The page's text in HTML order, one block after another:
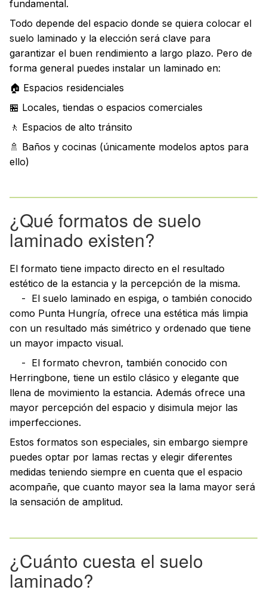
fundamental.
Todo depende del espacio donde se quiera colocar el
suelo laminado y la elección será clave para
garantizar el buen rendimiento a largo plazo. Pero de
forma general puedes instalar un laminado en:
🏠 Espacios residenciales
🏪 Locales, tiendas o espacios comerciales
🚶 Espacios de alto tránsito
🚿 Baños y cocinas (únicamente modelos aptos para
ello)
¿Qué formatos de suelo
laminado existen?
El formato tiene impacto directo en el resultado
estético de la estancia y la percepción de la misma.
- El suelo laminado en espiga, o también conocido
como Punta Hungría, ofrece una estética más limpia
con un resultado más simétrico y ordenado que tiene
un mayor impacto visual.
- El formato chevron, también conocido con
Herringbone, tiene un estilo clásico y elegante que
llena de movimiento la estancia. Además ofrece una
mayor percepción del espacio y disimula mejor las
imperfecciones.
Estos formatos son especiales, sin embargo siempre
puedes optar por lamas rectas y elegir diferentes
medidas teniendo siempre en cuenta que el espacio
acompañe, que cuanto mayor sea la lama mayor será
la sensación de amplitud.
¿Cuánto cuesta el suelo
laminado?